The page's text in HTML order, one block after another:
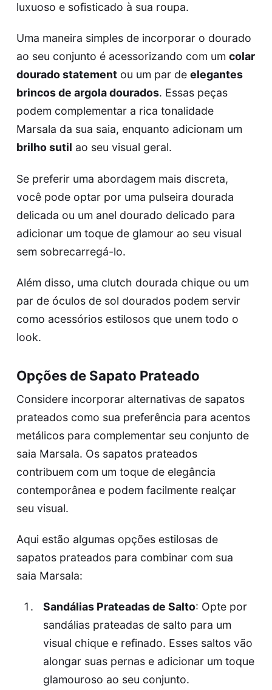
luxuoso e sofisticado à sua roupa.
Uma maneira simples de incorporar o dourado
ao seu conjunto é acessorizando com um colar
dourado statementou um par de elegantes
brincos de argola dourados. Essas peças
podem complementar a rica tonalidade
Marsala da sua saia, enquanto adicionam um
brilho sutil ao seu visual geral.
Se preferir uma abordagem mais discreta,
você pode optar por uma pulseira dourada
delicada ou um anel dourado delicado para
adicionar um toque de glamour ao seu visual
sem sobrecarregá-lo.
Além disso, uma clutch dourada chique ou um
par de óculos de sol dourados podem servir
como acessórios estilosos que unem todo o
look.
Opções de Sapato Prateado
Considere incorporar alternativas de sapatos
prateados como sua preferência para acentos
metálicos para complementar seu conjunto de
saia Marsala. Os sapatos prateados
contribuem com um toque de elegância
contemporânea e podem facilmente realçar
seu visual.
Aqui estão algumas opções estilosas de
sapatos prateados para combinar com sua
saia Marsala:
Sandálias Prateadas de Salto: Opte por
sandálias prateadas de salto para um
visual chique e refinado. Esses saltos vão
alongar suas pernas e adicionar um toque
glamouroso ao seu conjunto.